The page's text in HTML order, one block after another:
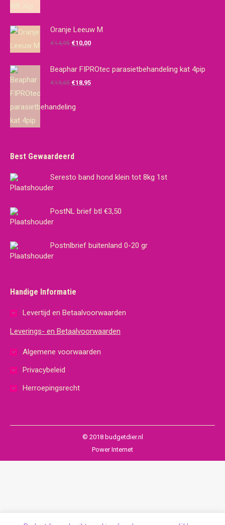
Oranje Leeuw M
€14,95 Oorspronkelijke
was:
€14,95.
€10,00Huidige
is:
€10,00.
Beaphar FIPROtec parasietbehandeling kat 4pip
€19,65 Oorspronkelijke
was:
€18,95Huidige
Best Gewaardeerd
Seresto band hond klein tot 8kg 1st
PostNL brief btl €3,50
Postnlbrief buitenland 0-20 gr
Handige Informatie
Levertijd en Betaalvoorwaarden
Leverings- en Betaalvoorwaarden
Algemene voorwaarden
Privacybeleid
Herroepingsrecht
© 2018 budgetdier.nl
Power Internet